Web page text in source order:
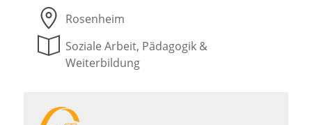
Rosenheim
Soziale Arbeit, Pädagogik &
Weiterbildung